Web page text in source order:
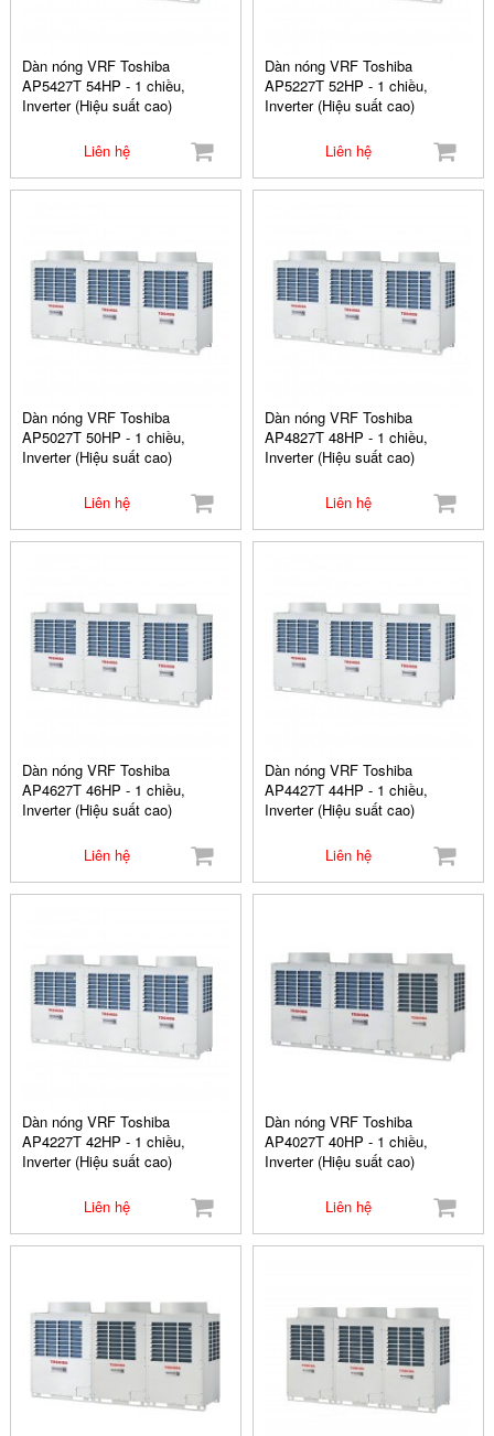
Dàn nóng VRF Toshiba
AP5427T 54HP - 1 chiều,
Inverter (Hiệu suất cao)
Liên hệ
Dàn nóng VRF Toshiba
AP5227T 52HP - 1 chiều,
Inverter (Hiệu suất cao)
Liên hệ
Dàn nóng VRF Toshiba
AP5027T 50HP - 1 chiều,
Inverter (Hiệu suất cao)
Liên hệ
Dàn nóng VRF Toshiba
AP4827T 48HP - 1 chiều,
Inverter (Hiệu suất cao)
Liên hệ
Dàn nóng VRF Toshiba
AP4627T 46HP - 1 chiều,
Inverter (Hiệu suất cao)
Liên hệ
Dàn nóng VRF Toshiba
AP4427T 44HP - 1 chiều,
Inverter (Hiệu suất cao)
Liên hệ
Dàn nóng VRF Toshiba
AP4227T 42HP - 1 chiều,
Inverter (Hiệu suất cao)
Liên hệ
Dàn nóng VRF Toshiba
AP4027T 40HP - 1 chiều,
Inverter (Hiệu suất cao)
Liên hệ